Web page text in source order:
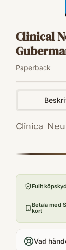
Clinical
Paperback
Clinical
Paperback
Fullt
Betala med
kort
Vad